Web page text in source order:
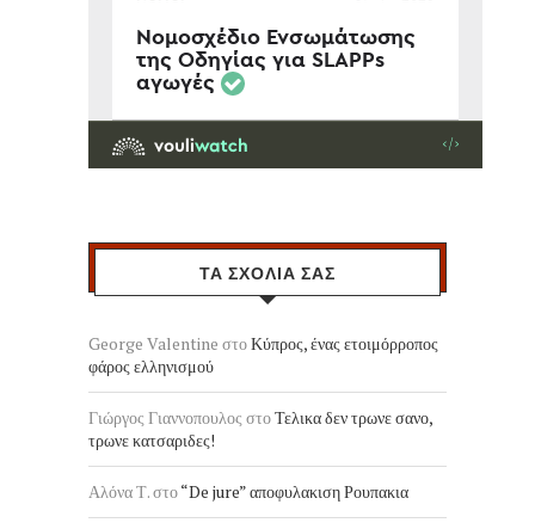
ΤΑ ΣΧΟΛΙΑ ΣΑΣ
George Valentine στοΚύπρος, ένας ετοιμόρροπος
φάρος ελληνισμού
Γιώργος Γιαννοπουλος στοΤελικα δεν τρωνε σανο,
τρωνε κατσαριδες!
Αλόνα Τ.στο“De jure” αποφυλακιση Ρουπακια